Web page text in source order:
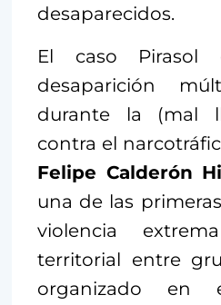
desaparecidos.
El caso Pirasol
desaparición
durante la (mal
contra el
Felipe Calderón
una de las
violencia
territorial entre
organizado en